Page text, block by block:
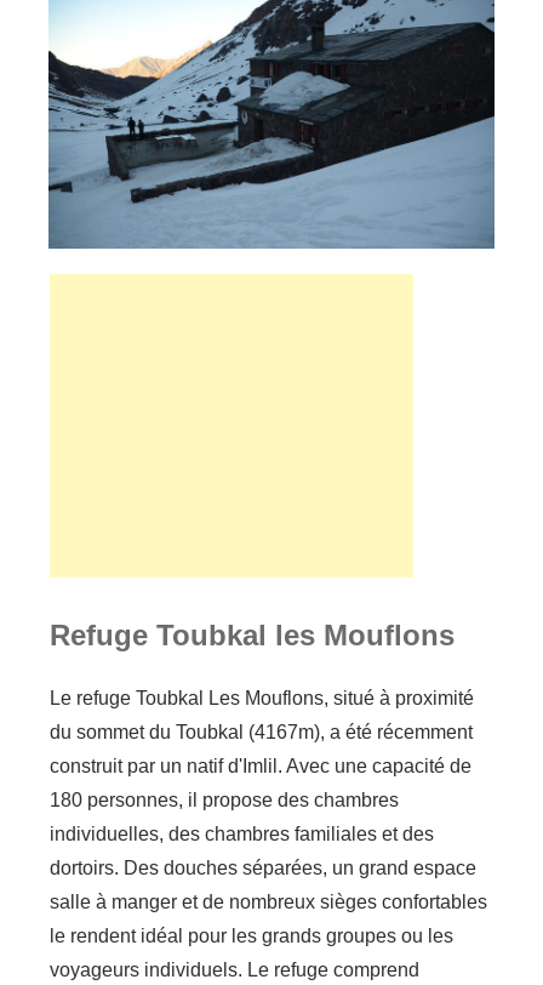
Refuge Toubkal les Mouflons
Le refuge Toubkal Les Mouflons, situé à proximité
du sommet du Toubkal (4167m), a été récemment
construit par un natif d'Imlil. Avec une capacité de
180 personnes, il propose des chambres
individuelles, des chambres familiales et des
dortoirs. Des douches séparées, un grand espace
salle à manger et de nombreux sièges confortables
le rendent idéal pour les grands groupes ou les
voyageurs individuels. Le refuge comprend